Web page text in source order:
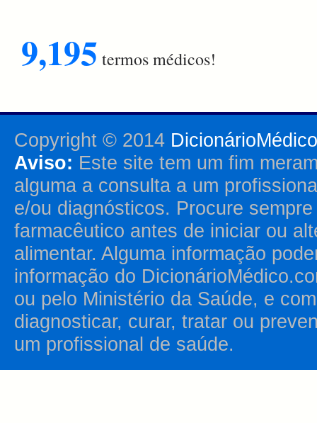
9,195 termos médicos!
Copyright © 2014
Aviso: Este site tem um fim
alguma a consulta a um
e/ou diagnósticos. Procure
farmacêutico antes de iniciar ou
alimentar. Alguma informação
informação do
ou pelo Ministério da Saúde, e
diagnosticar, curar, tratar ou
um profissional de saúde.